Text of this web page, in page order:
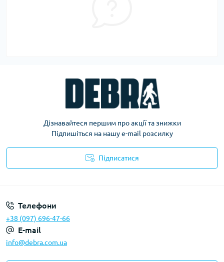
Дізнавайтеся першим про акції та знижки
Підпишіться на нашу e-mail розсилку
Підписатися
Телефони
+38 (097) 696-47-66
E-mail
info@debra.com.ua